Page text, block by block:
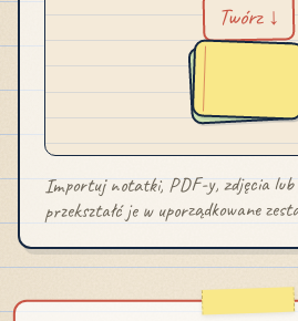
Twórz
Importuj notatki, PDF-y, zdjęcia
przekształć je w uporządkowane